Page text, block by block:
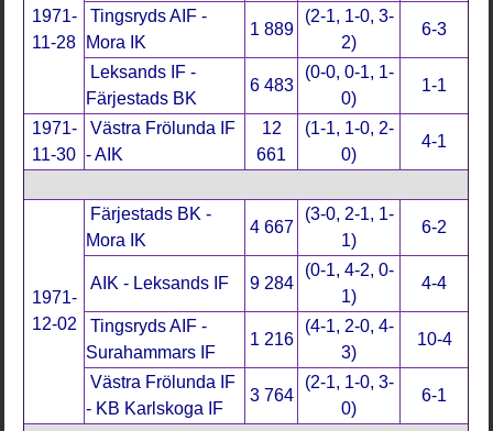
1971-
11-28
Tingsryds AIF -
Mora IK
1 889
(2-1, 1-0, 3-
2)
6-3
Leksands IF -
Färjestads BK
6 483
(0-0, 0-1, 1-
0)
1-1
1971-
11-30
Västra Frölunda IF
- AIK
12
661
(1-1, 1-0, 2-
0)
4-1
1971-
12-02
Färjestads BK -
Mora IK
4 667
(3-0, 2-1, 1-
1)
6-2
AIK - Leksands IF 9 284
(0-1, 4-2, 0-
1)
4-4
Tingsryds AIF -
Surahammars IF
1 216
(4-1, 2-0, 4-
3)
10-4
Västra Frölunda IF
- KB Karlskoga IF
3 764
(2-1, 1-0, 3-
0)
6-1